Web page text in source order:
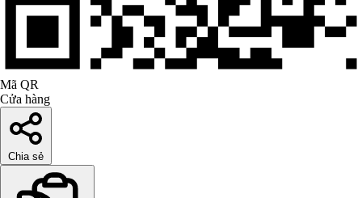
Mã QR
Cửa hàng
Chia sẻ